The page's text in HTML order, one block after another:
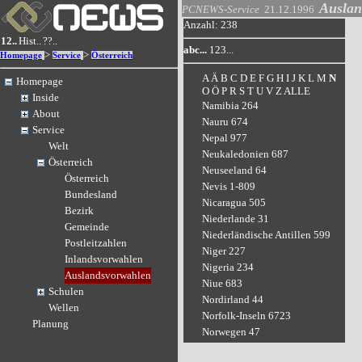
12..Hist..??..
Homepage > Service > Österreich
Homepage
Inside
About
Service
Welt
Österreich
Österreich
Bundesland
Bezirk
Gemeinde
Postleitzahlen
Inlandsvorwahlen
Auslandsvorwahlen
Schulen
Wellen
Planung
PCNEWS-Service 21.12.1996
Anzahl: 238
abc... 123...
A Ä B C D E F G H I J K L M N
O Ö P R S T U V Z ALLE
Namibia 264
Nauru 674
Nepal 977
Neukaledonien 687
Neuseeland 64
Nevis 1-809
Nicaragua 505
Niederlande 31
Niederländische Antillen 599
Niger 227
Nigeria 234
Niue 683
Nordirland 44
Norfolk-Inseln 6723
Norwegen 47